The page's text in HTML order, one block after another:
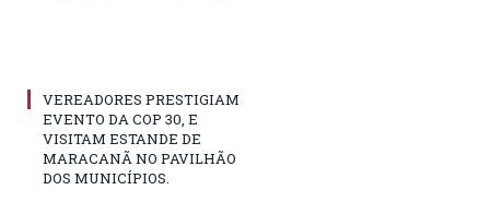
VEREADORES PRESTIGIAM
EVENTO DA COP 30, E
VISITAM ESTANDE DE
MARACANÃ NO PAVILHÃO
DOS MUNICÍPIOS.